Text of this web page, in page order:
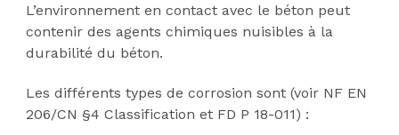
L’environnement en contact avec le béton peut
contenir des agents chimiques nuisibles à la
durabilité du béton.
Les différents types de corrosion sont (voir NF EN
206/CN §4 Classification et FD P 18-011) :